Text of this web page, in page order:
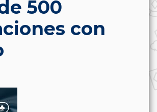
500
con